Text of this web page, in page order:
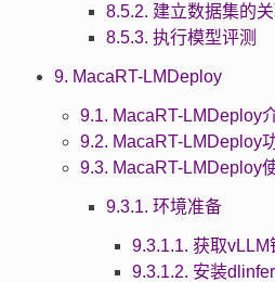
8.5.2. 建立数据集的
8.5.3. 执行模型评测
9. MacaRT-LMDeploy
9.1. MacaRT-LMDeploy
9.2. MacaRT-LMDeploy
9.3. MacaRT-LMDeploy
9.3.1. 环境准备
9.3.1.1. 获取vLLM
9.3.1.2. 安装dlinfer